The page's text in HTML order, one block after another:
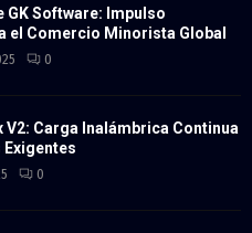
GK Software: Impulso
el Comercio Minorista Global
0
V2: Carga Inalámbrica Continua
0